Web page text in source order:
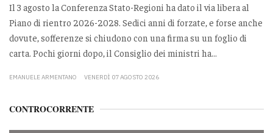
Il 3 agosto la Conferenza Stato-Regioni ha dato il via libera al
Piano di rientro 2026-2028. Sedici anni di forzate, e forse anche
dovute, sofferenze si chiudono con una firma su un foglio di
carta. Pochi giorni dopo, il Consiglio dei ministri ha...
EMANUELE ARMENTANO VENERDÌ 07 AGOSTO 2026
CONTROCORRENTE